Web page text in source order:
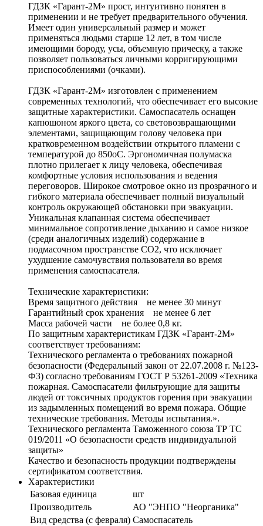
ГДЗК «Гарант-2М» прост, интуитивно понятен в
применении и не требует предварительного обучения.
Имеет один универсальный размер и может
применяться людьми старше 12 лет, в том числе
имеющими бороду, усы, объемную прическу, а также
позволяет пользоваться личными корригирующими
приспособлениями (очками).
ГДЗК «Гарант-2М» изготовлен с применением
современных технологий, что обеспечивает его высокие
защитные характеристики. Самоспасатель оснащен
капюшоном яркого цвета, со световозвращающими
элементами, защищающим голову человека при
кратковременном воздействии открытого пламени с
температурой до 850оС. Эргономичная полумаска
плотно прилегает к лицу человека, обеспечивая
комфортные условия использования и ведения
переговоров. Широкое смотровое окно из прозрачного и
гибкого материала обеспечивает полный визуальный
контроль окружающей обстановки при эвакуации.
Уникальная клапанная система обеспечивает
минимальное сопротивление дыханию и самое низкое
(среди аналогичных изделий) содержание в
подмасочном пространстве СО2, что исключает
ухудшение самочувствия пользователя во время
применения самоспасателя.
Технические характеристики:
Время защитного действия не менее 30 минут
Гарантийный срок хранения не менее 6 лет
Масса рабочей части не более 0,8 кг.
По защитным характеристикам ГДЗК «Гарант-2М»
соответствует требованиям:
Технического регламента о требованиях пожарной
безопасности (Федеральный закон от 22.07.2008 г. №123-
ФЗ) согласно требованиям ГОСТ Р 53261-2009 «Техника
пожарная. Самоспасатели фильтрующие для защиты
людей от токсичных продуктов горения при эвакуации
из задымленных помещений во время пожара. Общие
технические требования. Методы испытания.».
Технического регламента Таможенного союза ТР ТС
019/2011 «О безопасности средств индивидуальной
защиты»
Качество и безопасность продукции подтверждены
сертификатом соответствия.
Характеристики
Базовая единица
шт
Производитель
АО "ЭНПО "Неорганика"
Вид средства (с февраля) Самоспасатель